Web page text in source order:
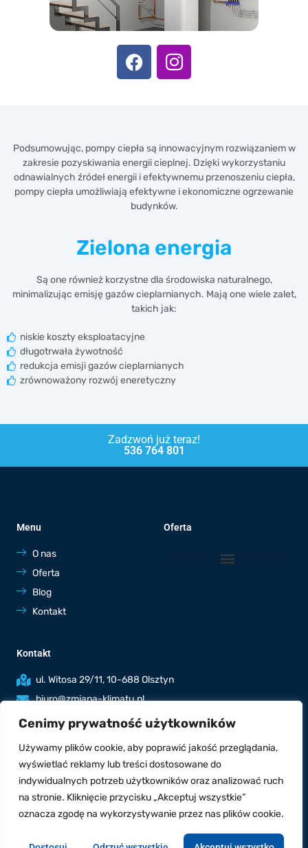
Cenimy prywatność użytkowników
Używamy plików cookie, aby poprawić jakość przeglądania,
wyświetlać reklamy lub treści dostosowane do
indywidualnych potrzeb użytkowników oraz analizować ruch
na stronie. Kliknięcie przycisku „Akceptuj wszystkie”
oznacza zgodę na wykorzystywanie przez nas plików cookie.
Podsumowując, pompy ciepła są innowacyjnym rozwiązaniem w
zakresie pozyskiwania energii cieplnej. Dzięki wykorzystaniu
odnawialnych źródeł energii i efektywnemu przenoszeniu ciepła,
pompy ciepła umożliwiają efektywne i ekonomiczne ogrzewanie
budynków.
Zielona energia
Są one również korzystne dla środowiska naturalnego,
minimalizując emisję gazów cieplarnianych. Mają one wiele zalet,
takich jak:
niskie koszty eksploatacyjne
długotrwała żywotność
redukcja emisji gazów cieplarnianych
zrównoważony rozwój eneretyczny
Zadzwoń już teraz!
536 764 801
Menu
O nas
Oferta
Blog
Kontakt
Oferta
Kontakt
ul. Witosa 29/11, 10-688 Olsztyn
biuro@zmiana-klimatu.pl
536 764 801
Sobota: 8:00-17:00
Copyright © 2023 zmianaklimatu.pl | Stworzone w ramachatwi.pl